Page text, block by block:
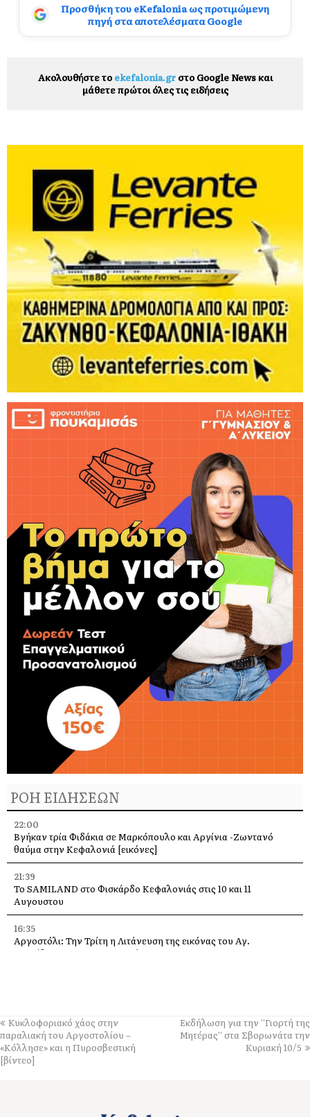
Προσθήκη του eKefalonia ως προτιμώμενη
πηγή στα αποτελέσματα Google
Ακολουθήστε το ekefalonia.grστο Google News και
μάθετε πρώτοι όλες τις ειδήσεις
ΡΟΗ ΕΙΔΗΣΕΩΝ
22:00
Βγήκαν τρία Φιδάκια σε Μαρκόπουλο και Αργίνια -Ζωντανό
θαύμα στην Κεφαλονιά [εικόνες]
21:39
Το SAMILAND στο Φισκάρδο Κεφαλονιάς στις 10 και 11
Αυγουστου
16:35
Αργοστόλι: Την Τρίτη η Λιτάνευση της εικόνας του Αγ.
Σπυρίδωνα για τους σεισμούς του 53
13:40
Γιάννης Τρεπεκλής: Τιμή στη μνήμη του Αθανασίου Μπεσλεμέ
και σε όσους δίνουν τη μάχη με τις φλόγες
Κυκλοφοριακό χάος στην
παραλιακή του Αργοστολίου –
«Κόλλησε» και η Πυροσβεστική
[βίντεο]
Εκδήλωση για την ‘’Γιορτή της
Μητέρας’’ στα Σβορωνάτα την
Κυριακή 10/5